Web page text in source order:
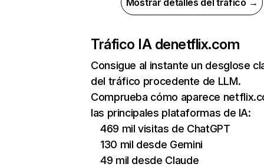
Mostrar detalles del tráfico →
Tráfico IA denetflix.com
Consigue al instante un desglose
del tráfico procedente de LLM.
Comprueba cómo aparece
las principales plataformas de IA:
469 mil visitas de ChatGPT
130 mil desde Gemini
49 mil desde Claude